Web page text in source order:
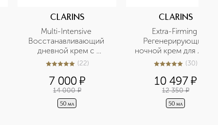
CLARINS
Multi-Intensive
Восстанавливающий
дневной крем с
эффектом лифтинга для
5из 522 (22)
7 000¤
14 000 ¤
50 мл
CLARINS
Extra-Firming
Регенерирующий
ночной крем для лица
для любого типа кожи
5из 530 (30)
10 497¤
12 350 ¤
50 мл